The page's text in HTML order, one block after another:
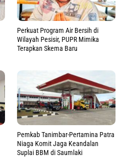
Perkuat Program Air Bersih di
Wilayah Pesisir, PUPR Mimika
Terapkan Skema Baru
Pemkab Tanimbar-Pertamina Patra
Niaga Komit Jaga Keandalan
Suplai BBM di Saumlaki